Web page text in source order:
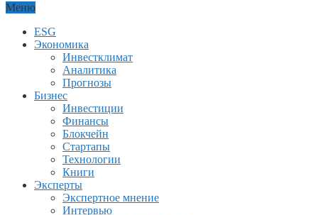
Меню
ESG
Экономика
Инвестклимат
Аналитика
Прогнозы
Бизнес
Инвестиции
Финансы
Блокчейн
Стартапы
Технологии
Книги
Эксперты
Экспертное мнение
Интервью